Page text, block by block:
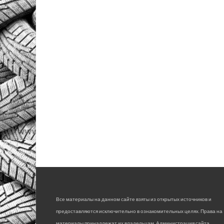
Все материалы на данном сайте взяты из открытых источников и
предоставляются исключительно в ознакомительных целях. Права на